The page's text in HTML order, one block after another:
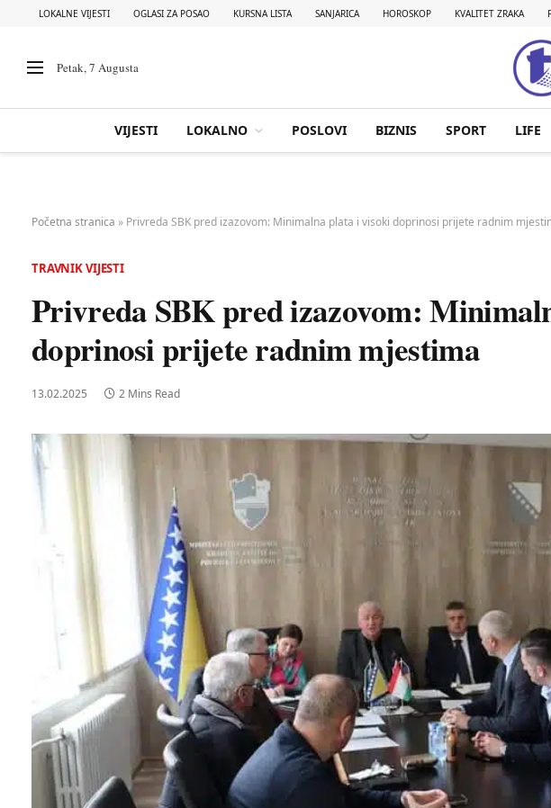
LOKALNE VIJESTI OGLASI ZA POSAO KURSNA LISTA SANJARICA HOROSKOP KVALITET ZRAKA
Petak, 7 Augusta
VIJESTI LOKALNO POSLOVI BIZNIS SPORT LIFE
Početna stranica » Privreda SBK pred izazovom: Minimalna plata i visoki doprinosi prijete radnim
TRAVNIK VIJESTI
Privreda SBK pred izazovom:
doprinosi prijete radnim mjestima
13.02.2025 2 Mins Read